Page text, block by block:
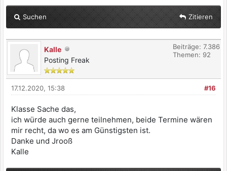
Suchen Zitieren
Kalle
Posting Freak
Beiträge: 7.386
Themen: 92
#16
17.12.2020, 15:38
Klasse Sache das,
ich würde auch gerne teilnehmen, beide Termine wären
mir recht, da wo es am Günstigsten ist.
Danke und Jrooß
Kalle